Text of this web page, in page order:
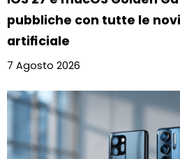
pubbliche con tutte le
artificiale
7 Agosto 2026